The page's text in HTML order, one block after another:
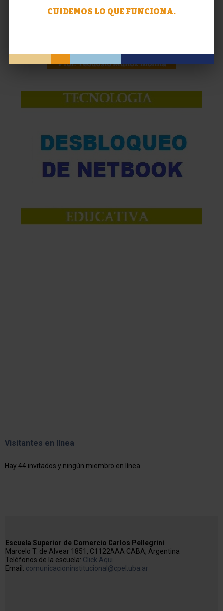
Visitantes en línea
Hay 44 invitados y ningún miembro en línea
Escuela Superior de Comercio Carlos Pellegrini
Marcelo T. de Alvear 1851, C1122AAA CABA, Argentina
Teléfonos de la escuela: Click Aqui
Email: comunicacioninstitucional@cpel.uba.ar
CUIDEMOS LO QUE FUNCIONA.